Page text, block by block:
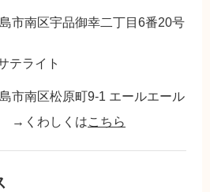
市南区宇品御幸二丁目6番20号
テライト
市南区松原町9-1 エールエール
→くわしくはこちら